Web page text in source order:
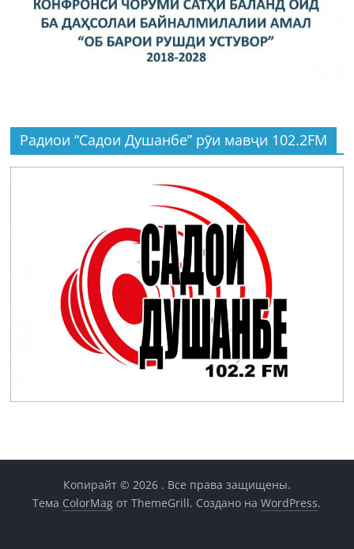
Радиои “Садои Душанбе” рӯи мавҷи 102.2FM
Копирайт © 2026 . Все права защищены.
Тема ColorMag от ThemeGrill. Создано наWordPress.